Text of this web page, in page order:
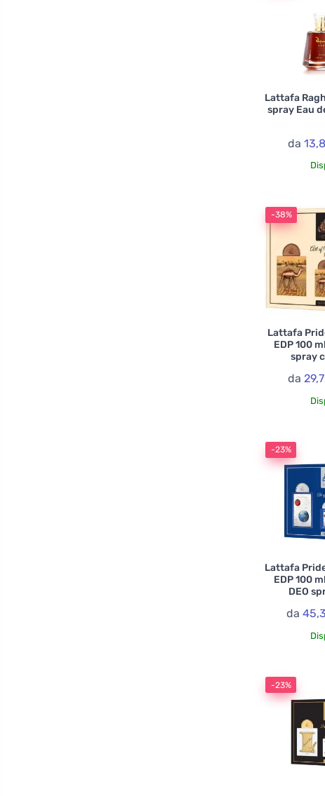
Lattafa
spray Eau
da
-38%
Lattafa
EDP 100
spray
da
-23%
Lattafa
EDP 100
DEO
da
-23%